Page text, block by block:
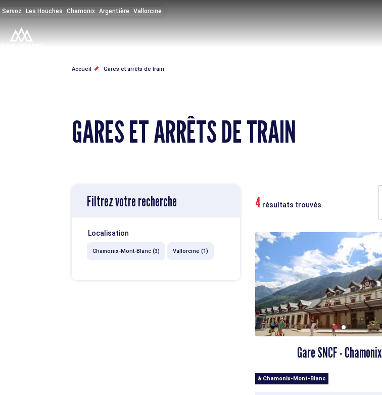
au
contenu
principal
Servoz Les Houches Chamonix Argentière Vallorcine
FILAccueil Gares et arrêts de train
GARES ET ARRÊTS DE TRAIN
Filtrez votre recherche
Localisation
Chamonix-Mont-Blanc (3) Vallorcine (1)
4 résultats trouvés
Gare SNCF - Chamonix
à Chamonix-Mont-Blanc